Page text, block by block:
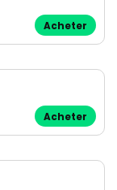
Acheter
Acheter